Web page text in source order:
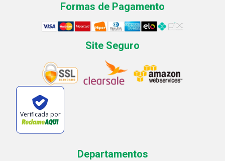
Formas de Pagamento
Site Seguro
Verificada por
Departamentos